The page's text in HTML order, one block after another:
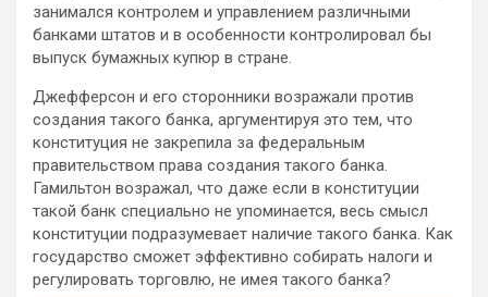
занимался контролем и управлением различными
банками штатов и в особенности контролировал бы
выпуск бумажных купюр в стране.
Джефферсон и его сторонники возражали против
создания такого банка, аргументируя это тем, что
конституция не закрепила за федеральным
правительством права создания такого банка.
Гамильтон возражал, что даже если в конституции
такой банк специально не упоминается, весь смысл
конституции подразумевает наличие такого банка. Как
государство сможет эффективно собирать налоги и
регулировать торговлю, не имея такого банка?